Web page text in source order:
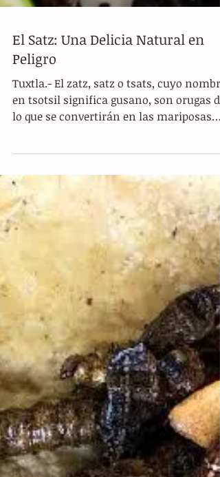
El Satz: Una Delicia Natural en
Peligro
Tuxtla.- El zatz, satz o tsats, cuyo nombre
en tsotsil significa gusano, son orugas de
nocturnas....